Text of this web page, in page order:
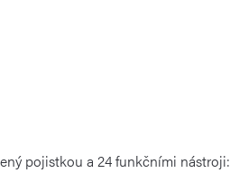
pojistkou a 24 funkčními nástroji: